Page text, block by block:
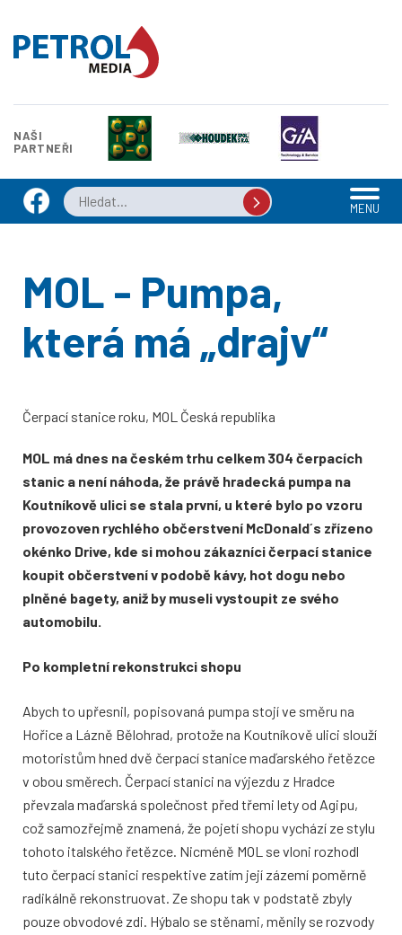
NAŠI
PARTNEŘI
MENU
MOL - Pumpa,
která má „drajv“
Čerpací stanice roku, MOL Česká republika
MOL má dnes na českém trhu celkem 304 čerpacích
stanic a není náhoda, že právě hradecká pumpa na
Koutníkově ulici se stala první, u které bylo po vzoru
provozoven rychlého občerstvení McDonald´s zřízeno
okénko Drive, kde si mohou zákazníci čerpací stanice
koupit občerstvení v podobě kávy, hot dogu nebo
plněné bagety, aniž by museli vystoupit ze svého
automobilu.
Po kompletní rekonstrukci shopu
Abych to upřesnil, popisovaná pumpa stojí ve směru na
Hořice a Lázně Bělohrad, protože na Koutníkově ulici slouží
motoristům hned dvě čerpací stanice maďarského řetězce
v obou směrech. Čerpací stanici na výjezdu z Hradce
převzala maďarská společnost před třemi lety od Agipu,
což samozřejmě znamená, že pojetí shopu vychází ze stylu
tohoto italského řetězce. Nicméně MOL se vloni rozhodl
tuto čerpací stanici respektive zatím její zázemí poměrně
radikálně rekonstruovat. Ze shopu tak v podstatě zbyly
pouze obvodové zdi. Hýbalo se stěnami, měnily se rozvody